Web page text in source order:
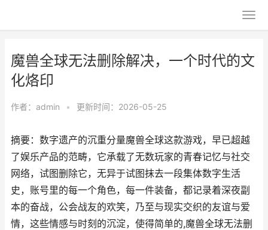
魔兽全球无法删除解决，一个时代的文
化烙印
作者： admin • 更新时间：2026-05-25
摘要：数字遗产的沉重分量魔兽全球这款游戏，早已超越
了娱乐产品的范畴，它承载了无数玩家的青春记忆与社交
网络，试图删除它，无异于试图抹去一段集体数字生活
史，账号里的每一个角色，每一件装备，都记录着深夜副
本的奋战，公会战友的欢笑，乃至与现实交织的友谊与爱
情，这些情感与时刻的沉淀，使得简单的,魔兽全球无法删